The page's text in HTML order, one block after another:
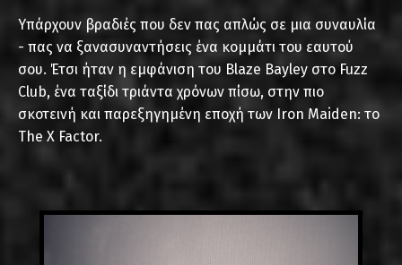
Υπάρχουν βραδιές που δεν πας απλώς σε μια συναυλία
- πας να ξανασυναντήσεις ένα κομμάτι του εαυτού
σου. Έτσι ήταν η εμφάνιση του Blaze Bayley στο Fuzz
Club, ένα ταξίδι τριάντα χρόνων πίσω, στην πιο
σκοτεινή και παρεξηγημένη εποχή των Iron Maiden: το
The X Factor.